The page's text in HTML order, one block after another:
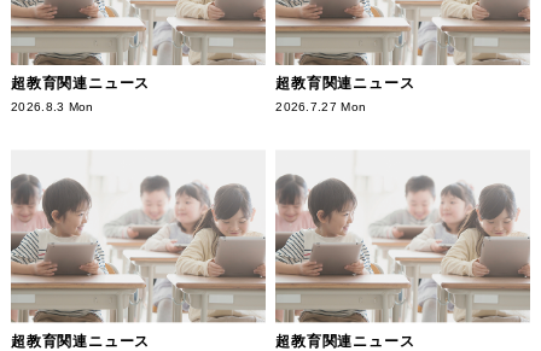
超教育関連ニュース
2026.8.3 Mon
超教育関連ニュース
2026.7.27 Mon
超教育関連ニュース 超教育関連ニュース